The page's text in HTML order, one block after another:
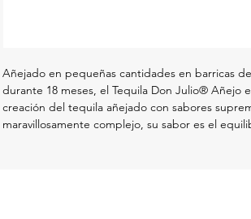
Añejado en pequeñas cantidades en barricas
durante 18 meses, el Tequila Don Julio® Añejo
creación del tequila añejado con sabores
maravillosamente complejo, su sabor es el